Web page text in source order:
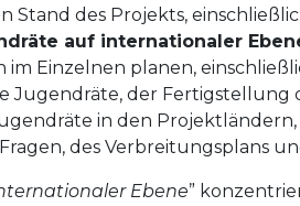
Stand des Projekts,
auf internationaler
Einzelnen planen,
der
in den Projektländern,
des Verbreitungsplans
Ebene”